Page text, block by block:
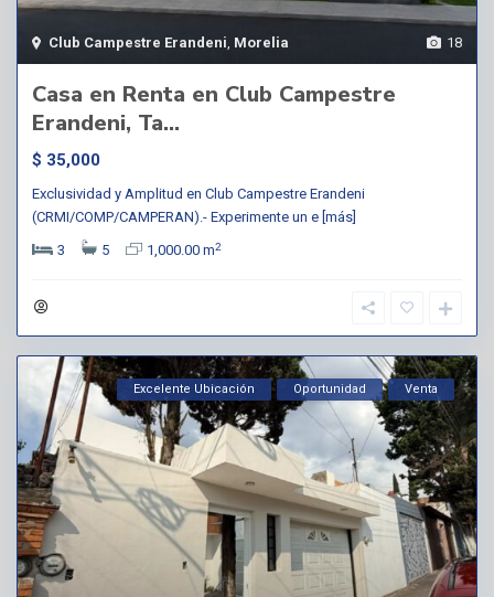
18
Club Campestre Erandeni, Morelia
Casa en Renta en Club Campestre
Erandeni, Ta...
$ 35,000
Exclusividad y Amplitud en Club Campestre Erandeni
(CRMI/COMP/CAMPERAN).- Experimente un e [más]
3
5 1,000.00 m2
Excelente Ubicación Oportunidad Venta